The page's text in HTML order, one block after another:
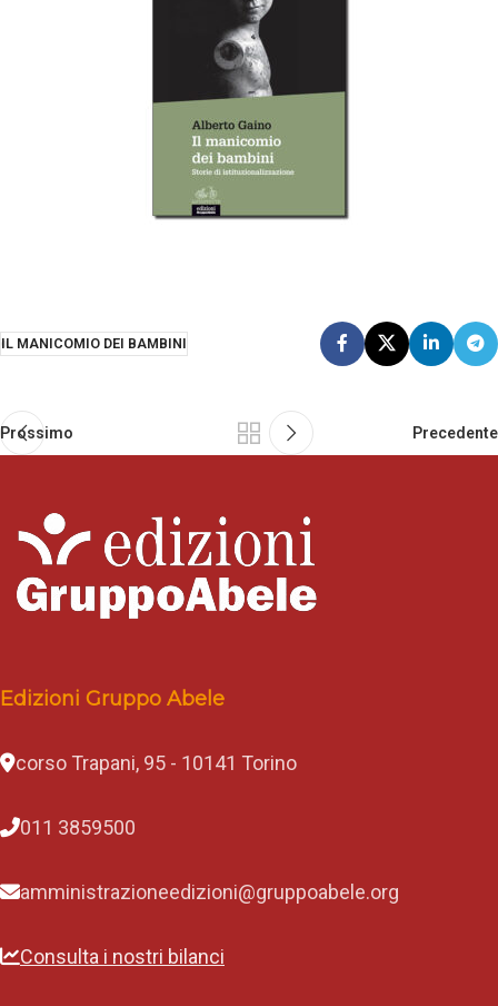
IL MANICOMIO DEI BAMBINI
Prossimo Precedente
Edizioni Gruppo Abele
corso Trapani, 95 - 10141 Torino
011 3859500
amministrazioneedizioni@gruppoabele.org
Consulta i nostri bilanci